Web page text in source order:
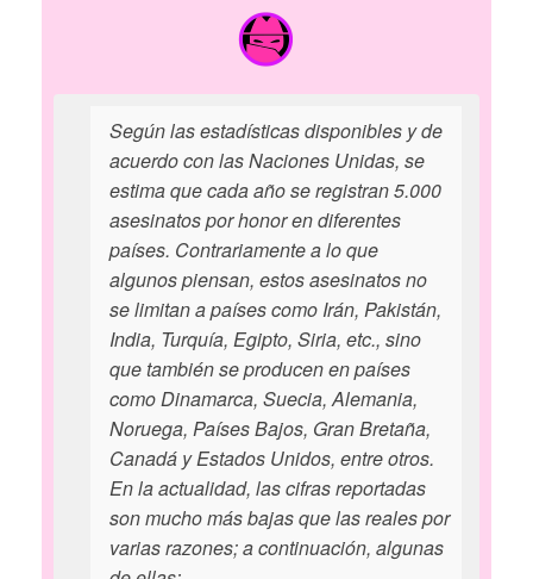
Según las estadísticas disponibles y de
acuerdo con las Naciones Unidas, se
estima que cada año se registran 5.000
asesinatos por honor en diferentes
países. Contrariamente a lo que
algunos piensan, estos asesinatos no
se limitan a países como Irán, Pakistán,
India, Turquía, Egipto, Siria, etc., sino
que también se producen en países
como Dinamarca, Suecia, Alemania,
Noruega, Países Bajos, Gran Bretaña,
Canadá y Estados Unidos, entre otros.
En la actualidad, las cifras reportadas
son mucho más bajas que las reales por
varias razones; a continuación, algunas